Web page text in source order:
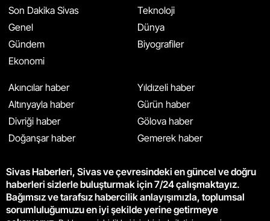
Son Dakika Sivas
Genel
Gündem
Ekonomi
Teknoloji
Dünya
Biyografiler
Akıncılar haber
Altınyayla haber
Divriği haber
Doğanşar haber
Yıldızeli haber
Gürün haber
Gölova haber
Gemerek haber
Sivas Haberleri, Sivas ve çevresindeki en güncel ve doğru
haberleri sizlerle buluşturmak için 7/24 çalışmaktayız.
Bağımsız ve tarafsız habercilik anlayışımızla, toplumsal
sorumluluğumuzu en iyi şekilde yerine getirmeye